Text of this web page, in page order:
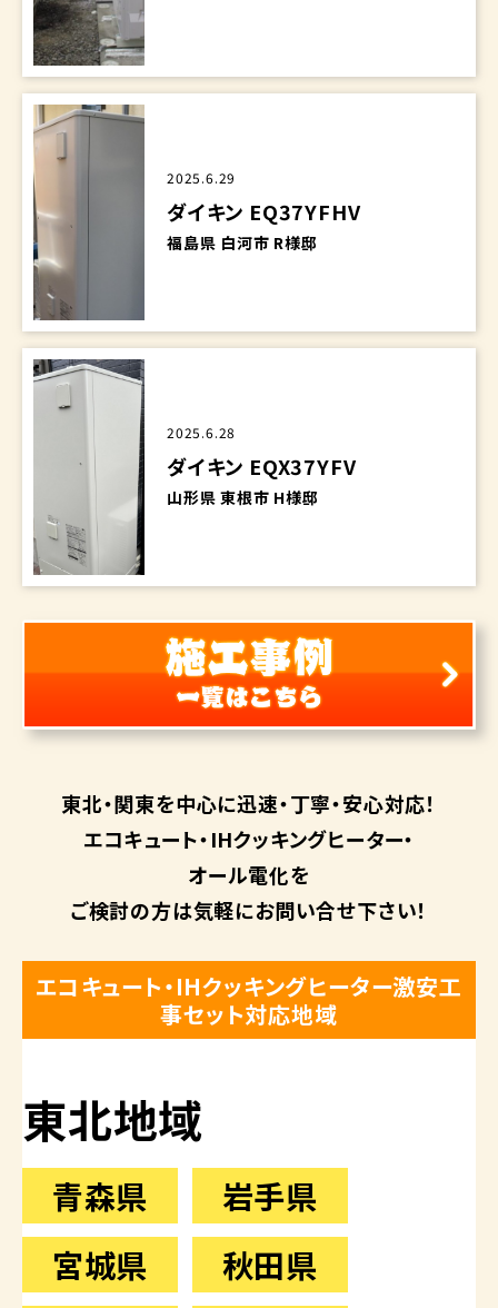
2025.6.29
ダイキン EQ37YFHV
福島県 白河市 R様邸
2025.6.28
ダイキン EQX37YFV
山形県 東根市 H様邸
東北・関東を中心に迅速・丁寧・安心対応！
エコキュート・IHクッキングヒーター・
オール電化を
ご検討の方は気軽にお問い合せ下さい！
エコキュート・IHクッキングヒーター激安工
事セット対応地域
東北地域
青森県
岩手県
宮城県
秋田県